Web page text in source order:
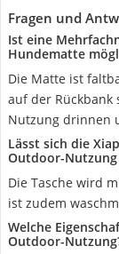
Fragen und
Ist eine
Hundematte
Die Matte ist
auf der Rückbank
Nutzung drinnen
Lässt sich die
Outdoor-
Die Tasche wird
ist zudem
Welche
Outdoor-